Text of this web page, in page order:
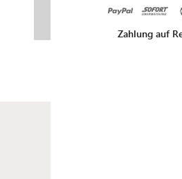
Zahlung auf